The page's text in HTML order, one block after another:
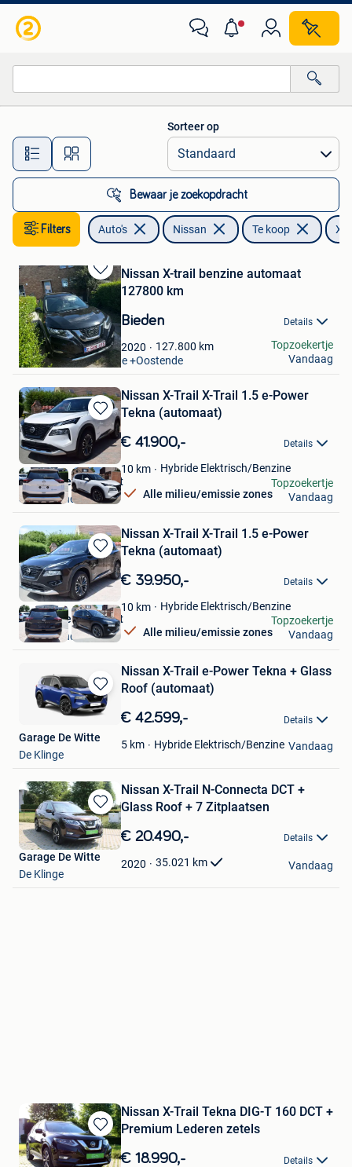
Alle afstanden…
Sorteer op
Bewaar je zoekopdracht
Filters Auto's Nissan Te koop X-
Bewaren
in
Mijn
Favorieten
Nissan X-trail benzine automaat
127800 km
Bieden Details
2020 127.800 km
Degan
Oostende Zandvoorde +Oostende
Topzoekertje
Vandaag
Bewaren
in
Mijn
Favorieten
Nissan X-Trail X-Trail 1.5 e-Power
Tekna (automaat)
€ 41.900,- Details
10 km Hybride Elektrisch/Benzine
Alle milieu/emissie zones
Garage Ceurstemont
Sint-Amands
Topzoekertje
Vandaag
Bewaren
in
Mijn
Favorieten
Nissan X-Trail X-Trail 1.5 e-Power
Tekna (automaat)
€ 39.950,- Details
10 km Hybride Elektrisch/Benzine
Alle milieu/emissie zones
Garage Ceurstemont
Sint-Amands
Topzoekertje
Vandaag
Bewaren
in
Favorieten
Nissan X-Trail e-Power Tekna + Glass
Roof (automaat)
€ 42.599,- Details
5 km Hybride Elektrisch/Benzine
Garage De Witte
De Klinge
Vandaag
Bewaren
in
Mijn
Favorieten
Nissan X-Trail N-Connecta DCT +
Glass Roof + 7 Zitplaatsen
€ 20.490,- Details
2020 35.021 km
Garage De Witte
De Klinge
Vandaag
Bewaren
in
Nissan X-Trail Tekna DIG-T 160 DCT +
Premium Lederen zetels
€ 18.990,- Details